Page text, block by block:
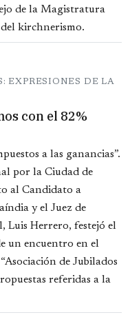
de la Magistratura
kirchnerismo.
EXPRESIONES DE LA
con el 82%
a las ganancias”.
por la Ciudad de
al Candidato a
y el Juez de
Luis Herrero, festejó el
un encuentro en el
de Jubilados
referidas a la